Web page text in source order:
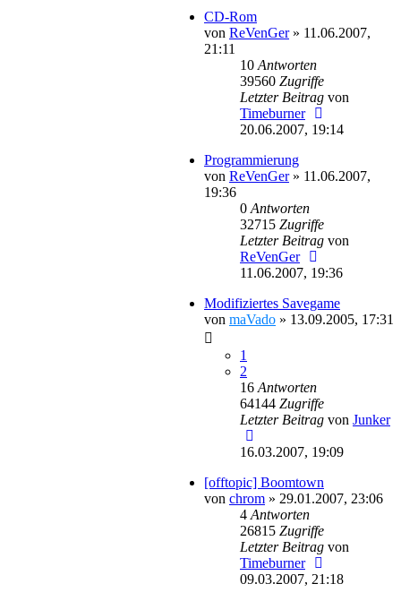
CD-Rom
von ReVenGer» 11.06.2007,
21:11
10 Antworten
39560 Zugriffe
Letzter Beitrag von
Timeburner
20.06.2007, 19:14
Programmierung
von ReVenGer» 11.06.2007,
19:36
0 Antworten
32715 Zugriffe
Letzter Beitrag von
ReVenGer
11.06.2007, 19:36
Modifiziertes Savegame
von maVado » 13.09.2005, 17:31
1
2
16 Antworten
64144 Zugriffe
Letzter Beitrag von Junker
16.03.2007, 19:09
[offtopic] Boomtown
von chrom » 29.01.2007, 23:06
4 Antworten
26815 Zugriffe
Letzter Beitrag von
Timeburner
09.03.2007, 21:18